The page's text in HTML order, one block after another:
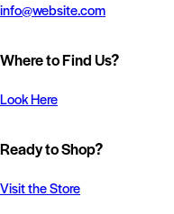
info@website.com
Where to Find Us?
Look Here
Ready to Shop?
Visit the Store